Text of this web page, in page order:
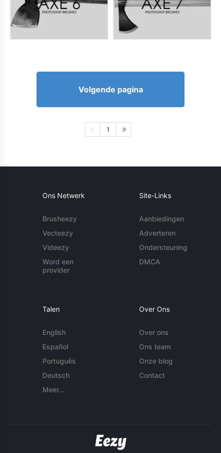
Volgende pagina
1
Ons Netwerk
Brusheezy
Vecteezy
Videezy
Word een
provider
Site-Links
Aanbiedingen
Adverteren
Ondersteuning
DMCA
Talen
English
Español
Português
Deutsch
Meer...
Over Ons
Over ons
Ons team
Onze blog
Contact